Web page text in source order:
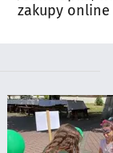
zakupy online